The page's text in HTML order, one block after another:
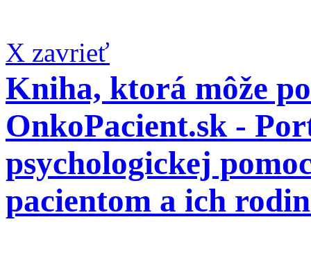
X zavrieť
Kniha, ktorá môže
OnkoPacient.sk -
psychologickej
pacientom a ich